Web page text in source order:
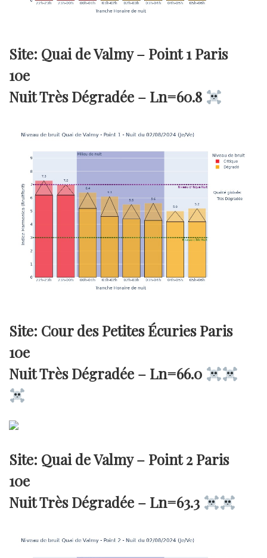
Site: Quai de Valmy – Point 1 Paris
10e
Nuit Très Dégradée – Ln=60.8
Site: Cour des Petites Écuries Paris
10e
Nuit Très Dégradée – Ln=66.0
Site: Quai de Valmy – Point 2 Paris
10e
Nuit Très Dégradée – Ln=63.3